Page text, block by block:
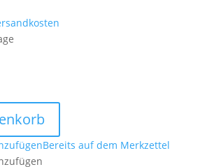
Bereits auf dem Merkzettel